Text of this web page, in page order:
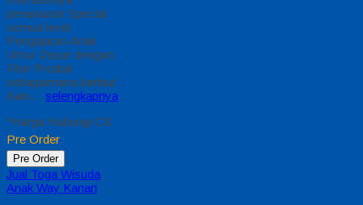
penawaran Special
semua level
Pengajaran Anak
Umur Dasar dengan
Fitur Produk
sebagaimana berikut :
Kain… selengkapnya
*Harga Hubungi CS
Pre Order
Pre Order
Jual Toga Wisuda
Anak Way Kanan